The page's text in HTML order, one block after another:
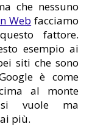
che nessuno
Web facciamo
fattore.
esempio ai
siti che sono
è come
al monte
si vuole ma
più.